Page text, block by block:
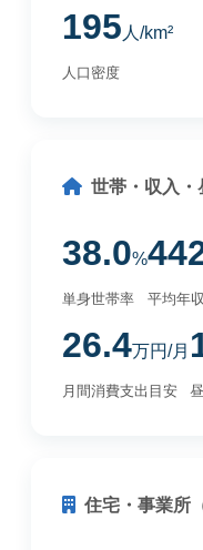
195 人/km²
人口密度
世帯・収入・
38.0%
単身世帯率 平均年
26.4万円/月
月間消費支出目安
住宅・事業所